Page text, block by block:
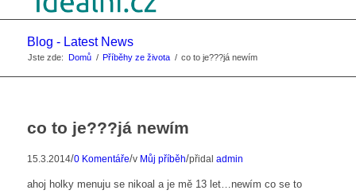
Blog - Latest News
Jste zde: Domů / Příběhy ze života / co to je???já newím
co to je???já newím
15.3.2014/0 Komentáře/v Můj příběh/přidal admin
ahoj holky menuju se nikoal a je mě 13 let…newím co se to